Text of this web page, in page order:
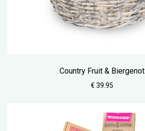
Country Fruit & Biergenot
€ 39.95